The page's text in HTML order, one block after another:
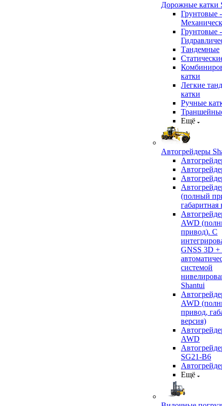
Дорожные катки
Грунтовые -
Грунтовые -
Тандемные
катки
Легкие
катки
Ручные
Ещё
Автогрейдеры
(полный
габаритная
AWD
привод). С
GNSS 3D +
системой
Shantui
AWD
привод,
версия)
AWD
SG21-B6
Ещё